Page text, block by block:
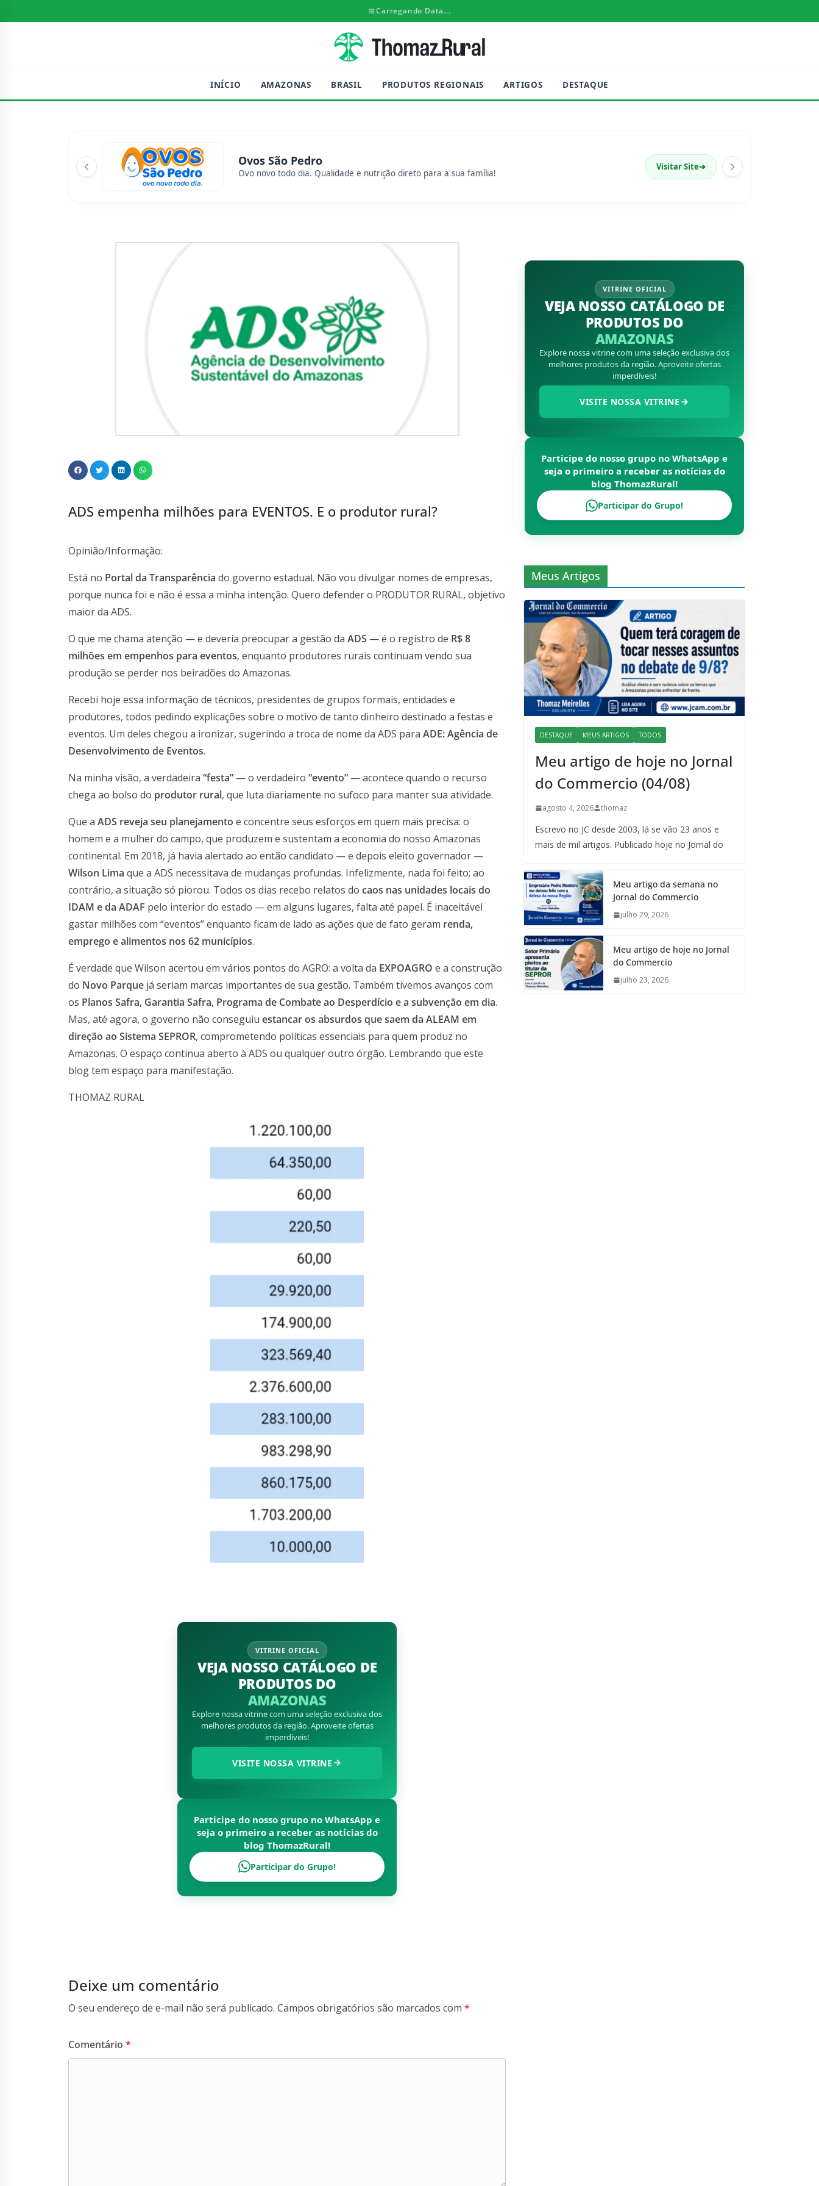
📅Carregando Data...
INÍCIO AMAZONAS BRASIL PRODUTOS REGIONAIS ARTIGOS DESTAQUE
Ovos São Pedro
Ovo novo todo dia. Qualidade e nutrição direto para a sua família!
Visitar Site➔
ADS empenha milhões para EVENTOS. E o produtor rural?
Opinião/Informação:
Está no Portal da Transparência do governo estadual. Não vou divulgar nomes de empresas,
porque nunca foi e não é essa a minha intenção. Quero defender o PRODUTOR RURAL, objetivo
maior da ADS.
O que me chama atenção — e deveria preocupar a gestão da ADS — é o registro de R$ 8
milhões em empenhos para eventos, enquanto produtores rurais continuam vendo sua
produção se perder nos beiradões do Amazonas.
Recebi hoje essa informação de técnicos, presidentes de grupos formais, entidades e
produtores, todos pedindo explicações sobre o motivo de tanto dinheiro destinado a festas e
eventos. Um deles chegou a ironizar, sugerindo a troca de nome da ADS para ADE: Agência de
Desenvolvimento de Eventos.
Na minha visão, a verdadeira “festa” — o verdadeiro “evento” — acontece quando o recurso
chega ao bolso do produtor rural, que luta diariamente no sufoco para manter sua atividade.
Que a ADS reveja seu planejamento e concentre seus esforços em quem mais precisa: o
homem e a mulher do campo, que produzem e sustentam a economia do nosso Amazonas
continental. Em 2018, já havia alertado ao então candidato — e depois eleito governador —
Wilson Lima que a ADS necessitava de mudanças profundas. Infelizmente, nada foi feito; ao
contrário, a situação só piorou. Todos os dias recebo relatos do caos nas unidades locais do
IDAM e da ADAF pelo interior do estado — em alguns lugares, falta até papel. É inaceitável
gastar milhões com “eventos” enquanto ficam de lado as ações que de fato geram renda,
emprego e alimentos nos 62 municípios.
É verdade que Wilson acertou em vários pontos do AGRO: a volta da EXPOAGRO e a construção
do Novo Parque já seriam marcas importantes de sua gestão. Também tivemos avanços com
os Planos Safra, Garantia Safra, Programa de Combate ao Desperdício e a subvenção em dia.
Mas, até agora, o governo não conseguiu estancar os absurdos que saem da ALEAM em
direção ao Sistema SEPROR, comprometendo políticas essenciais para quem produz no
Amazonas. O espaço continua aberto à ADS ou qualquer outro órgão. Lembrando que este
blog tem espaço para manifestação.
THOMAZ RURAL
VITRINE OFICIAL
VEJA NOSSO CATÁLOGO DE
PRODUTOS DO
AMAZONAS
Explore nossa vitrine com uma seleção exclusiva dos
melhores produtos da região. Aproveite ofertas
imperdíveis!
VISITE NOSSA VITRINE
Participe do nosso grupo no WhatsApp e
seja o primeiro a receber as notícias do
blogThomazRural!
Participar do Grupo!
Deixe um comentário
O seu endereço de e-mail não será publicado. Campos obrigatórios são marcados com *
Comentário *
VITRINE OFICIAL
VEJA NOSSO CATÁLOGO DE
PRODUTOS DO
AMAZONAS
Explore nossa vitrine com uma seleção exclusiva dos
melhores produtos da região. Aproveite ofertas
imperdíveis!
VISITE NOSSA VITRINE
Participe do nosso grupo no WhatsApp e
seja o primeiro a receber as notícias do
blogThomazRural!
Participar do Grupo!
Meus Artigos
DESTAQUE MEUS ARTIGOS TODOS
Meu artigo de hoje no Jornal
do Commercio (04/08)
agosto 4, 2026 thomaz
Escrevo no JC desde 2003, lá se vão 23 anos e
mais de mil artigos. Publicado hoje no Jornal do
Meu artigo da semana no
Jornal do Commercio
julho 29, 2026
Meu artigo de hoje no Jornal
do Commercio
julho 23, 2026